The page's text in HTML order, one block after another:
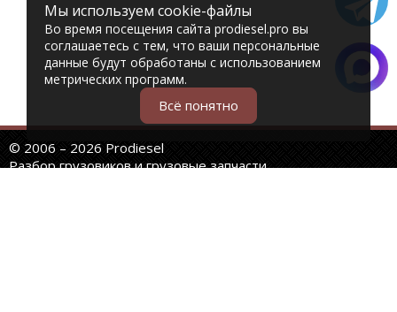
© 2006 – 2026 Prodiesel
Разбор грузовиков и грузовые запчасти
Мы используем cookie-файлы
Во время посещения сайта prodiesel.pro вы
соглашаетесь с тем, что ваши персональные
данные будут обработаны с использованием
метрических программ.
Всё понятно